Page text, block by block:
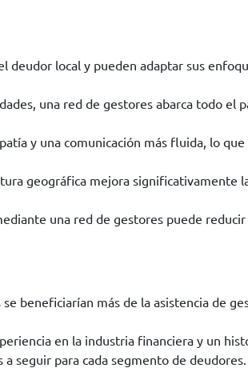
deudor local y pueden adaptar sus
una red de gestores abarca todo el
y una comunicación más fluida, lo
geográfica mejora significativamente
una red de gestores puede
beneficiarían más de la asistencia de
en la industria financiera y un
seguir para cada segmento de deudores.